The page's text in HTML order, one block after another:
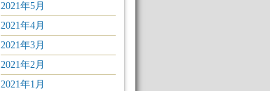
2021年5月
2021年4月
2021年3月
2021年2月
2021年1月